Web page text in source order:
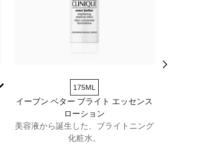
数量限定セット（50mL）
175ML
イーブン ベター ブライト エッセンス
ローション
美容液から誕生した、ブライトニング
化粧水。